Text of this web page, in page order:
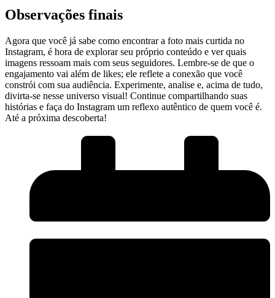
Observações finais
Agora que ⁤você já ⁣sabe como encontrar ⁣a⁤ foto mais curtida⁤ no
Instagram, é hora de explorar seu próprio conteúdo e ver quais
‌imagens ressoam⁣ mais⁤ com​ seus seguidores. Lembre-se de que o
⁣engajamento vai além de ​likes; ele reflete a conexão que você
constrói ‍com sua audiência. Experimente, analise​ e, acima de tudo,
divirta-se nesse universo visual! Continue compartilhando suas⁤
histórias e faça​ do Instagram‌ um reflexo autêntico de quem você é.
Até a próxima descoberta!